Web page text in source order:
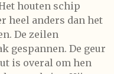
houten schip
heel anders dan het
De zeilen
gespannen. De geur
is overal om hen